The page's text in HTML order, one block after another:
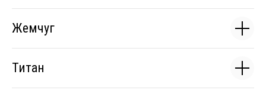
Жемчуг
Титан